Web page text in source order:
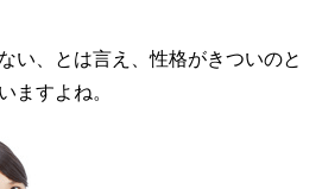
い、とは言え、性格がきついのと
ますよね。